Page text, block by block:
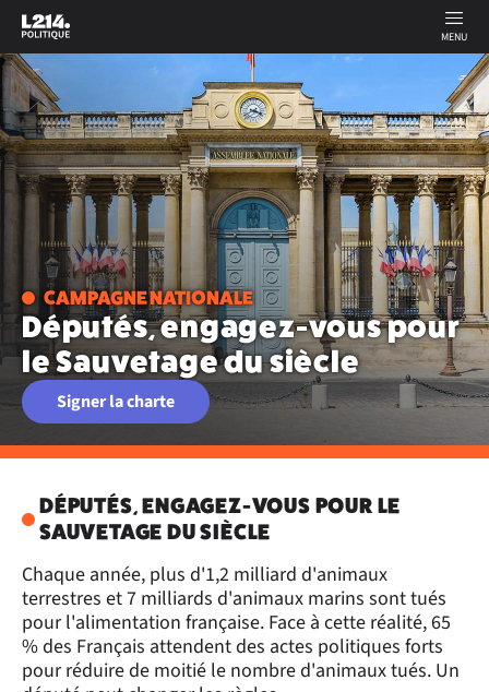
MENU
CAMPAGNE NATIONALE
Députés, engagez-vous pour
le Sauvetage du siècle
Signer la charte
DÉPUTÉS, ENGAGEZ-VOUS POUR LE
SAUVETAGE DU SIÈCLE
Chaque année, plus d'1,2 milliard d'animaux
terrestres et 7 milliards d'animaux marins sont tués
pour l'alimentation française. Face à cette réalité, 65
% des Français attendent des actes politiques forts
pour réduire de moitié le nombre d'animaux tués. Un